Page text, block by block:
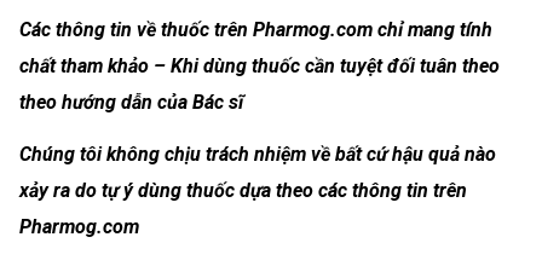
Các thông tin về thuốc trên Pharmog.com chỉ mang tính
chất tham khảo – Khi dùng thuốc cần tuyệt đối tuân theo
theo hướng dẫn của Bác sĩ
Chúng tôi không chịu trách nhiệm về bất cứ hậu quả nào
xảy ra do tự ý dùng thuốc dựa theo các thông tin trên
Pharmog.com